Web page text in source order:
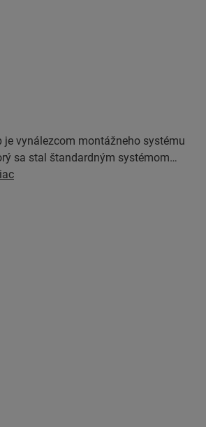
je vynálezcom montážneho systému
sa stal štandardným systémom
Vďaka revolučnému a